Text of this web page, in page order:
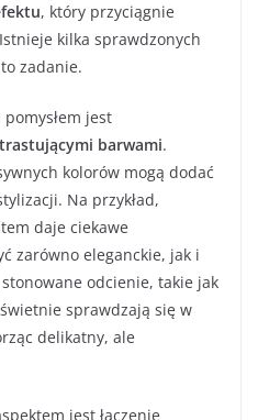
, który przyciągnie
kilka sprawdzonych
zadanie.
jest
barwami.
kolorów mogą dodać
Na przykład,
daje ciekawe
zarówno eleganckie, jak i
odcienie, takie jak
sprawdzają się w
delikatny, ale
jest łączenie